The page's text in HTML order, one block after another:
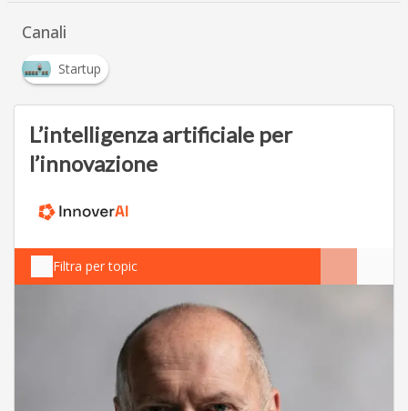
Canali
Startup
L’intelligenza artificiale per
l’innovazione
Filtra per topic